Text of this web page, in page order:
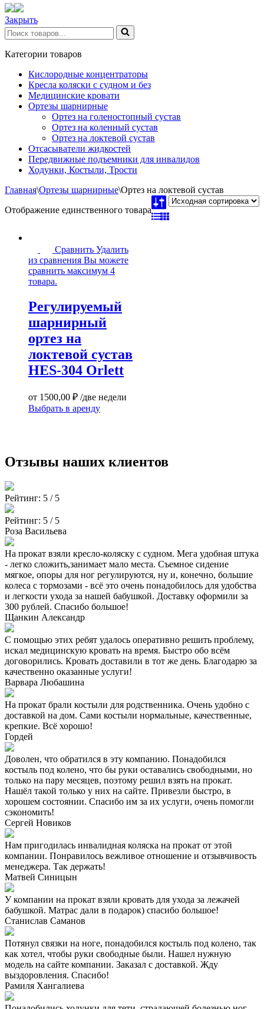
Закрыть
Искать...
Категории товаров
Кислородные концентраторы
Кресла коляски с судном и без
Медицинские кровати
Ортезы шарнирные
Ортез на голеностопный сустав
Ортез на коленный сустав
Ортез на локтевой сустав
Отсасыватели жидкостей
Передвижные подъемники для инвалидов
Ходунки, Костыли, Трости
Главная\Ортезы шарнирные\Ортез на локтевой сустав
Отображение единственного товара
Регулируемый
шарнирный
ортез
на
сустав
HES-
304
Orlett
Сравнить Удалить
из сравнения Вы можете
сравнить максимум 4
товара.
Регулируемый
шарнирный
ортез на
локтевой сустав
HES-304 Orlett
от 1500,00 ₽ /две недели
Выбрать в арендуЭтот
Опции
Отзывы наших клиентов
Рейтинг: 5 / 5
Рейтинг: 5 / 5
​Роза Васильева
На прокат взяли кресло-коляску с судном. Мега удобная штука
- легко сложить,занимает мало места. Съемное сидение
мягкое, опоры для ног регулируются, ну и, конечно, большие
колеса с тормозами - всё это очень понадобилось для удобства
и легкости ухода за нашей бабушкой. Доставку оформили за
300 рублей. Спасибо большое!
​Щанкин Александр
С помощью этих ребят удалось оперативно решить проблему,
искал медицинскую кровать на время. Быстро обо всём
договорились. Кровать доставили в тот же день. Благодарю за
качественно оказанные услуги!
​​Варвара Любашина
На прокат брали костыли для родственника. Очень удобно с
доставкой на дом. Сами костыли нормальные, качественные,
крепкие. Всё хорошо!
​Гордей
Доволен, что обратился в эту компанию. Понадобился
костыль под колено, что бы руки оставались свободными, но
только на пару месяцев, поэтому решил взять на прокат.
Нашёл такой только у них на сайте. Привезли быстро, в
хорошем состоянии. Спасибо им за их услуги, очень помогли
сэкономить!
​Сергей Новиков
Нам пригодилась инвалидная коляска на прокат от этой
компании. Понравилось вежливое отношение и отзывчивость
менеджера. Так держать!
​​Матвей Синицын
У компании на прокат взяли кровать для ухода за лежачей
бабушкой. Матрас дали в подарок) спасибо большое!
​​Станислав Саманов
Потянул связки на ноге, понадобился костыль под колено, так
как хотел, чтобы руки свободные были. Нашел нужную
модель на сайте компании. Заказал с доставкой. Жду
выздоровления. Спасибо!
​Рамиля Хангалиева